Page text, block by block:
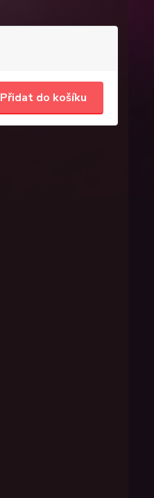
Přidat do košíku